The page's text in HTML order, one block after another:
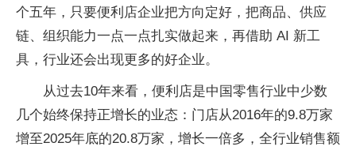
个五年，只要便利店企业把方向定好，把商品、供应
链、组织能力一点一点扎实做起来，再借助 AI 新工
具，行业还会出现更多的好企业。
从过去10年来看，便利店是中国零售行业中少数
几个始终保持正增长的业态：门店从2016年的9.8万家
增至2025年底的20.8万家，增长一倍多，全行业销售额